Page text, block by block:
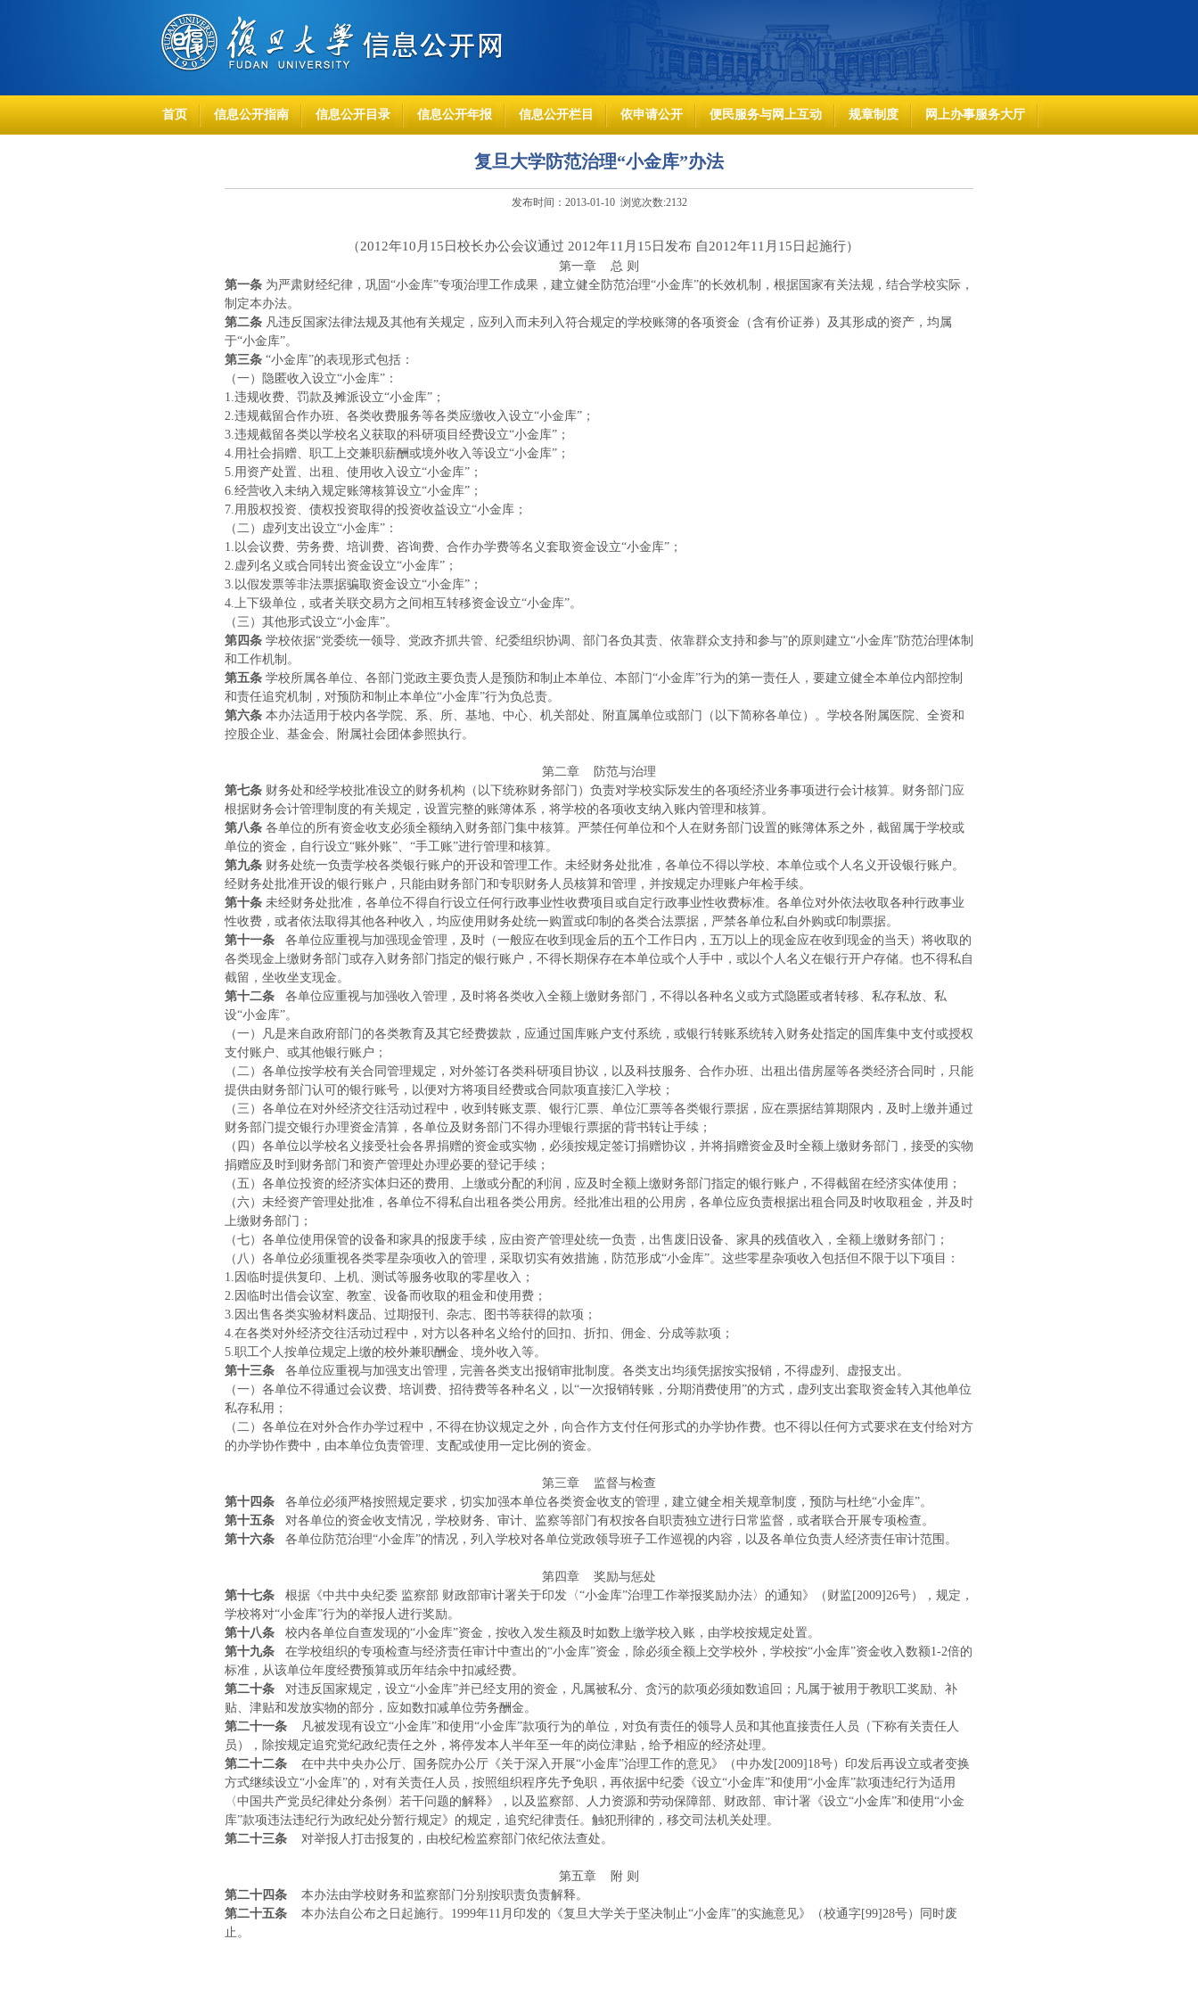
首页 信息公开指南 信息公开目录 信息公开年报 信息公开栏目 依申请公开 便民服务与网上互动 规章制度 网上办事服务大厅
复旦大学防范治理“小金库”办法
发布时间：2013-01-10 浏览次数:2132
（2012年10月15日校长办公会议通过 2012年11月15日发布 自2012年11月15日起施行）
第一章 总 则
第一条 为严肃财经纪律，巩固“小金库”专项治理工作成果，建立健全防范治理“小金库”的长效机制，根据国家有关法规，结合学校实际，
制定本办法。
第二条 凡违反国家法律法规及其他有关规定，应列入而未列入符合规定的学校账簿的各项资金（含有价证券）及其形成的资产，均属
于“小金库”。
第三条 “小金库”的表现形式包括：
（一）隐匿收入设立“小金库”：
1.违规收费、罚款及摊派设立“小金库”；
2.违规截留合作办班、各类收费服务等各类应缴收入设立“小金库”；
3.违规截留各类以学校名义获取的科研项目经费设立“小金库”；
4.用社会捐赠、职工上交兼职薪酬或境外收入等设立“小金库”；
5.用资产处置、出租、使用收入设立“小金库”；
6.经营收入未纳入规定账簿核算设立“小金库”；
7.用股权投资、债权投资取得的投资收益设立“小金库；
（二）虚列支出设立“小金库”：
1.以会议费、劳务费、培训费、咨询费、合作办学费等名义套取资金设立“小金库”；
2.虚列名义或合同转出资金设立“小金库”；
3. 以假发票等非法票据骗取资金设立“小金库”；
4.上下级单位，或者关联交易方之间相互转移资金设立“小金库”。
（三）其他形式设立“小金库”。
第四条 学校依据“党委统一领导、党政齐抓共管、纪委组织协调、部门各负其责、依靠群众支持和参与”的原则建立“小金库”防范治理体制
和工作机制。
第五条 学校所属各单位、各部门党政主要负责人是预防和制止本单位、本部门“小金库”行为的第一责任人，要建立健全本单位内部控制
和责任追究机制，对预防和制止本单位“小金库”行为负总责。
第六条 本办法适用于校内各学院、系、所、基地、中心、机关部处、附直属单位或部门（以下简称各单位）。学校各附属医院、全资和
控股企业、基金会、附属社会团体参照执行。
第二章
防范与治理
第七条 财务处和经学校批准设立的财务机构（以下统称财务部门）负责对学校实际发生的各项经济业务事项进行会计核算。财务部门应
根据财务会计管理制度的有关规定，设置完整的账簿体系，将学校的各项收支纳入账内管理和核算。
第八条 各单位的所有资金收支必须全额纳入财务部门集中核算。严禁任何单位和个人在财务部门设置的账簿体系之外，截留属于学校或
单位的资金，自行设立“账外账”、“手工账”进行管理和核算。
第九条 财务处统一负责学校各类银行账户的开设和管理工作。未经财务处批准，各单位不得以学校、本单位或个人名义开设银行账户。
经财务处批准开设的银行账户，只能由财务部门和专职财务人员核算和管理，并按规定办理账户年检手续。
第十条 未经财务处批准，各单位不得自行设立任何行政事业性收费项目或自定行政事业性收费标准。各单位对外依法收取各种行政事业
性收费，或者依法取得其他各种收入，均应使用财务处统一购置或印制的各类合法票据，严禁各单位私自外购或印制票据。
第十一条
各单位应重视与加强现金管理，及时（一般应在收到现金后的五个工作日内，五万以上的现金应在收到现金的当天）将收取的
各类现金上缴财务部门或存入财务部门指定的银行账户，不得长期保存在本单位或个人手中，或以个人名义在银行开户存储。也不得私自
截留，坐收坐支现金。
第十二条
各单位应重视与加强收入管理，及时将各类收入全额上缴财务部门，不得以各种名义或方式隐匿或者转移、私存私放、私
设“小金库”。
（一）凡是来自政府部门的各类教育及其它经费拨款，应通过国库账户支付系统，或银行转账系统转入财务处指定的国库集中支付或授权
支付账户、或其他银行账户；
（二）各单位按学校有关合同管理规定，对外签订各类科研项目协议，以及科技服务、合作办班、出租出借房屋等各类经济合同时，只能
提供由财务部门认可的银行账号，以便对方将项目经费或合同款项直接汇入学校；
（三）各单位在对外经济交往活动过程中，收到转账支票、银行汇票、单位汇票等各类银行票据，应在票据结算期限内，及时上缴并通过
财务部门提交银行办理资金清算，各单位及财务部门不得办理银行票据的背书转让手续；
（四）各单位以学校名义接受社会各界捐赠的资金或实物，必须按规定签订捐赠协议，并将捐赠资金及时全额上缴财务部门，接受的实物
捐赠应及时到财务部门和资产管理处办理必要的登记手续；
（五）各单位投资的经济实体归还的费用、上缴或分配的利润，应及时全额上缴财务部门指定的银行账户，不得截留在经济实体使用；
（六）未经资产管理处批准，各单位不得私自出租各类公用房。经批准出租的公用房，各单位应负责根据出租合同及时收取租金，并及时
上缴财务部门；
（七）各单位使用保管的设备和家具的报废手续，应由资产管理处统一负责，出售废旧设备、家具的残值收入，全额上缴财务部门；
（八）各单位必须重视各类零星杂项收入的管理，采取切实有效措施，防范形成“小金库”。这些零星杂项收入包括但不限于以下项目：
1.因临时提供复印、上机、测试等服务收取的零星收入；
2.因临时出借会议室、教室、设备而收取的租金和使用费；
3.因出售各类实验材料废品、过期报刊、杂志、图书等获得的款项；
4.在各类对外经济交往活动过程中，对方以各种名义给付的回扣、折扣、佣金、分成等款项；
5.职工个人按单位规定上缴的校外兼职酬金、境外收入等。
第十三条
各单位应重视与加强支出管理，完善各类支出报销审批制度。各类支出均须凭据按实报销，不得虚列、虚报支出。
（一）各单位不得通过会议费、培训费、招待费等各种名义，以“一次报销转账，分期消费使用”的方式，虚列支出套取资金转入其他单位
私存私用；
（二）各单位在对外合作办学过程中，不得在协议规定之外，向合作方支付任何形式的办学协作费。也不得以任何方式要求在支付给对方
的办学协作费中，由本单位负责管理、支配或使用一定比例的资金。
第三章
监督与检查
第十四条
各单位必须严格按照规定要求，切实加强本单位各类资金收支的管理，建立健全相关规章制度，预防与杜绝“小金库”。
第十五条
对各单位的资金收支情况，学校财务、审计、监察等部门有权按各自职责独立进行日常监督，或者联合开展专项检查。
第十六条
各单位防范治理“小金库”的情况，列入学校对各单位党政领导班子工作巡视的内容，以及各单位负责人经济责任审计范围。
第四章
奖励与惩处
第十七条
根据《中共中央纪委 监察部 财政部审计署关于印发〈“小金库”治理工作举报奖励办法〉的通知》（财监 [2009]26号），规定，
学校将对“小金库”行为的举报人进行奖励。
第十八条
校内各单位自查发现的“小金库”资金，按收入发生额及时如数上缴学校入账，由学校按规定处置。
第十九条
在学校组织的专项检查与经济责任审计中查出的“小金库”资金，除必须全额上交学校外，学校按“小金库”资金收入数额1-2倍的
标准，从该单位年度经费预算或历年结余中扣减经费。
第二十条
对违反国家规定，设立“小金库”并已经支用的资金，凡属被私分、贪污的款项必须如数追回；凡属于被用于教职工奖励、补
贴、津贴和发放实物的部分，应如数扣减单位劳务酬金。
第二十一条
凡被发现有设立“小金库”和使用“小金库”款项行为的单位，对负有责任的领导人员和其他直接责任人员（下称有关责任人
员），除按规定追究党纪政纪责任之外，将停发本人半年至一年的岗位津贴，给予相应的经济处理。
第二十二条
在中共中央办公厅、国务院办公厅《关于深入开展“小金库”治理工作的意见》（中办发[2009]18号）印发后再设立或者变换
方式继续设立“小金库”的，对有关责任人员，按照组织程序先予免职，再依据中纪委《设立“小金库”和使用“小金库”款项违纪行为适用
〈中国共产党员纪律处分条例〉若干问题的解释》，以及监察部、人力资源和劳动保障部、财政部、审计署《设立“小金库”和使用“小金
库”款项违法违纪行为政纪处分暂行规定》的规定，追究纪律责任。触犯刑律的，移交司法机关处理。
第二十三条
对举报人打击报复的，由校纪检监察部门依纪依法查处。
第五章 附 则
第二十四条
本办法由学校财务和监察部门分别按职责负责解释。
第二十五条
本办法自公布之日起施行。 1999年11月印发的《复旦大学关于坚决制止“小金库”的实施意见》（校通字[99]28号）同时废
止。